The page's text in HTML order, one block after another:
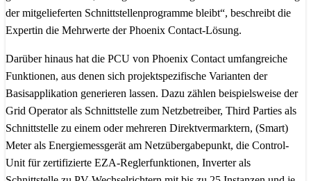
der mitgelieferten Schnittstellenprogramme bleibt“, beschreibt die
Expertin die Mehrwerte der Phoenix Contact-Lösung.
Darüber hinaus hat die PCU von Phoenix Contact umfangreiche
Funktionen, aus denen sich projektspezifische Varianten der
Basisapplikation generieren lassen. Dazu zählen beispielsweise der
Grid Operator als Schnittstelle zum Netzbetreiber, Third Parties als
Schnittstelle zu einem oder mehreren Direktvermarktern, (Smart)
Meter als Energiemessgerät am Netzübergabepunkt, die Control-
Unit für zertifizierte EZA-Reglerfunktionen, Inverter als